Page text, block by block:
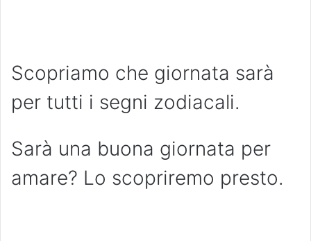
Scopriamo che giornata sarà
per tutti i segni zodiacali.
Sarà una buona giornata per
amare? Lo scopriremo presto.